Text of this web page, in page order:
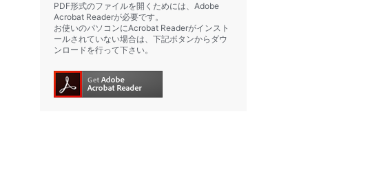
PDF形式のファイルを開くためには、Adobe
Acrobat Readerが必要です。
お使いのパソコンにAcrobat Readerがインスト
ールされていない場合は、下記ボタンからダウ
ンロードを行って下さい。